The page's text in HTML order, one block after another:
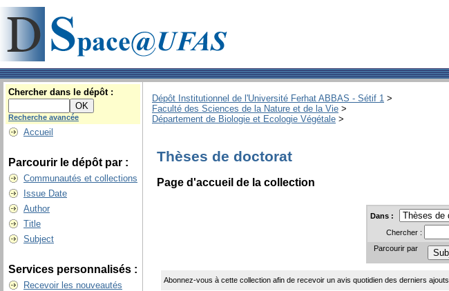
Chercher dans le dépôt :
Recherche avancée
Accueil
Parcourir le dépôt par :
Communautés et collections
Issue Date
Author
Title
Subject
Services personnalisés :
Recevoir les nouveautés
Dépôt Institutionnel de l'Université Ferhat ABBAS - Sétif 1 >
Faculté des Sciences de la Nature et de la Vie >
Département de Biologie et Ecologie Végétale >
Thèses de doctorat
Page d'accueil de la collection
Dans :
Chercher :
Parcourir par
Abonnez-vous à cette collection afin de recevoir un avis quotidien des derniers ajouts.